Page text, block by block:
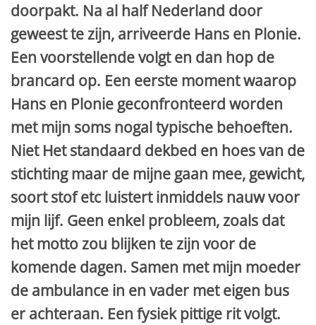
doorpakt. Na al half Nederland door
geweest te zijn, arriveerde Hans en Plonie.
Een voorstellende volgt en dan hop de
brancard op. Een eerste moment waarop
Hans en Plonie geconfronteerd worden
met mijn soms nogal typische behoeften.
Niet Het standaard dekbed en hoes van de
stichting maar de mijne gaan mee, gewicht,
soort stof etc luistert inmiddels nauw voor
mijn lijf. Geen enkel probleem, zoals dat
het motto zou blijken te zijn voor de
komende dagen. Samen met mijn moeder
de ambulance in en vader met eigen bus
er achteraan. Een fysiek pittige rit volgt.